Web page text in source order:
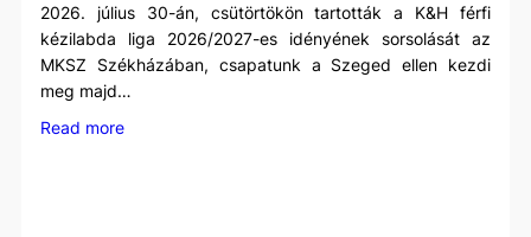
2026. július 30-án, csütörtökön tartották a K&H férfi
kézilabda liga 2026/2027-es idényének sorsolását az
MKSZ Székházában, csapatunk a Szeged ellen kezdi
meg majd…
Read more: